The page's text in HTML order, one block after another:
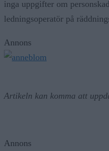
inga uppgifter om
ledningsoperatör på
Annons
Artikeln kan komma att
Annons